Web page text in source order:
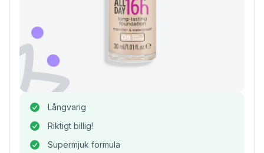
Långvarig
Riktigt billig!
Supermjuk formula